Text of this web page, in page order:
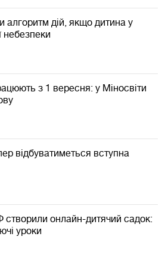
алгоритм дій, якщо дитина у
небезпеки
з 1 вересня: у Міносвіти
відбуватиметься вступна
онлайн-дитячий садок:
уроки